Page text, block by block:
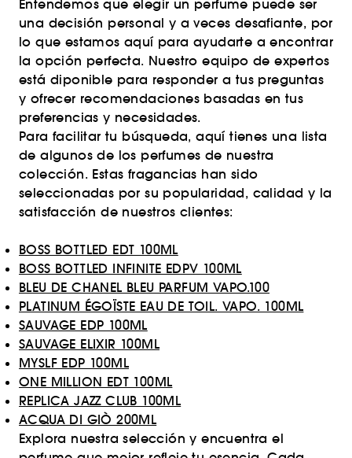
Entendemos que elegir un perfume puede ser
una decisión personal y a veces desafiante, por
lo que estamos aquí para ayudarte a encontrar
la opción perfecta. Nuestro equipo de expertos
está diponible para responder a tus preguntas
y ofrecer recomendaciones basadas en tus
preferencias y necesidades.
Para facilitar tu búsqueda, aquí tienes una lista
de algunos de los perfumes de nuestra
colección. Estas fragancias han sido
seleccionadas por su popularidad, calidad y la
satisfacción de nuestros clientes:
BOSS BOTTLED EDT 100ML
BOSS BOTTLED INFINITE EDPV 100ML
BLEU DE CHANEL BLEU PARFUM VAPO.100
PLATINUM ÉGOÏSTE EAU DE TOIL. VAPO. 100ML
SAUVAGE EDP 100ML
SAUVAGE ELIXIR 100ML
MYSLF EDP 100ML
ONE MILLION EDT 100ML
REPLICA JAZZ CLUB 100ML
ACQUA DI GIÒ 200ML
Explora nuestra selección y encuentra el